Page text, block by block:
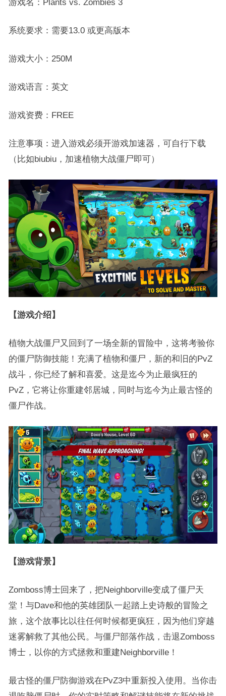
游戏名：Plants vs. Zombies 3
系统要求：需要13.0 或更高版本
游戏大小：250M
游戏语言：英文
游戏资费：FREE
注意事项：进入游戏必须开游戏加速器，可自行下载
（比如biubiu，加速植物大战僵尸即可）
【游戏介绍】
植物大战僵尸又回到了一场全新的冒险中，这将考验你
的僵尸防御技能！充满了植物和僵尸，新的和旧的PvZ
战斗，你已经了解和喜爱。这是迄今为止最疯狂的
PvZ，它将让你重建邻居城，同时与迄今为止最古怪的
僵尸作战。
【游戏背景】
Zomboss博士回来了，把Neighborville变成了僵尸天
堂！与Dave和他的英雄团队一起踏上史诗般的冒险之
旅，这个故事比以往任何时候都更疯狂，因为他们穿越
迷雾解救了其他公民。与僵尸部落作战，击退Zomboss
博士，以你的方式拯救和重建Neighborville！
最古怪的僵尸防御游戏在PvZ3中重新投入使用。当你击